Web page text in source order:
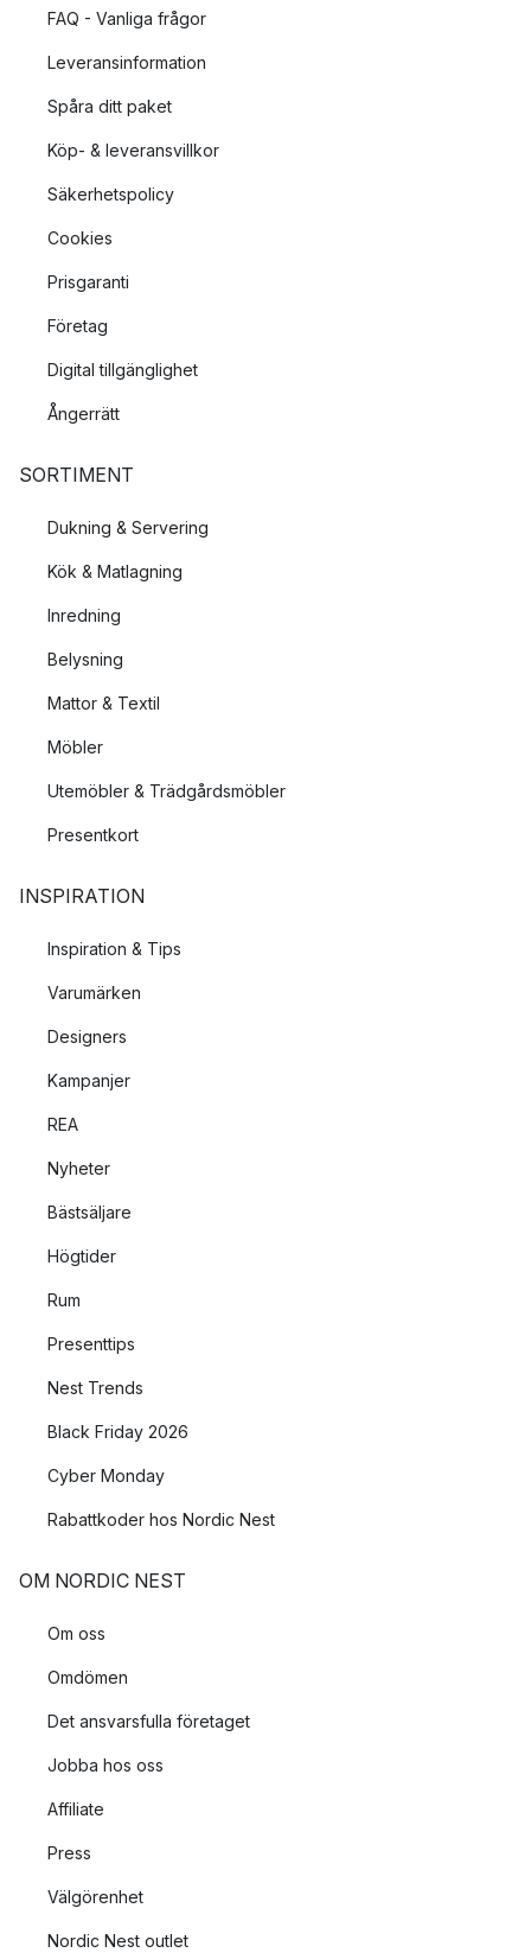
FAQ - Vanliga frågor
Leveransinformation
Spåra ditt paket
Köp- & leveransvillkor
Säkerhetspolicy
Cookies
Prisgaranti
Företag
Digital tillgänglighet
Ångerrätt
SORTIMENT
Dukning & Servering
Kök & Matlagning
Inredning
Belysning
Mattor & Textil
Möbler
Utemöbler & Trädgårdsmöbler
Presentkort
INSPIRATION
Inspiration & Tips
Varumärken
Designers
Kampanjer
REA
Nyheter
Bästsäljare
Högtider
Rum
Presenttips
Nest Trends
Black Friday 2026
Cyber Monday
Rabattkoder hos Nordic Nest
OM NORDIC NEST
Om oss
Omdömen
Det ansvarsfulla företaget
Jobba hos oss
Affiliate
Press
Välgörenhet
Nordic Nest outlet